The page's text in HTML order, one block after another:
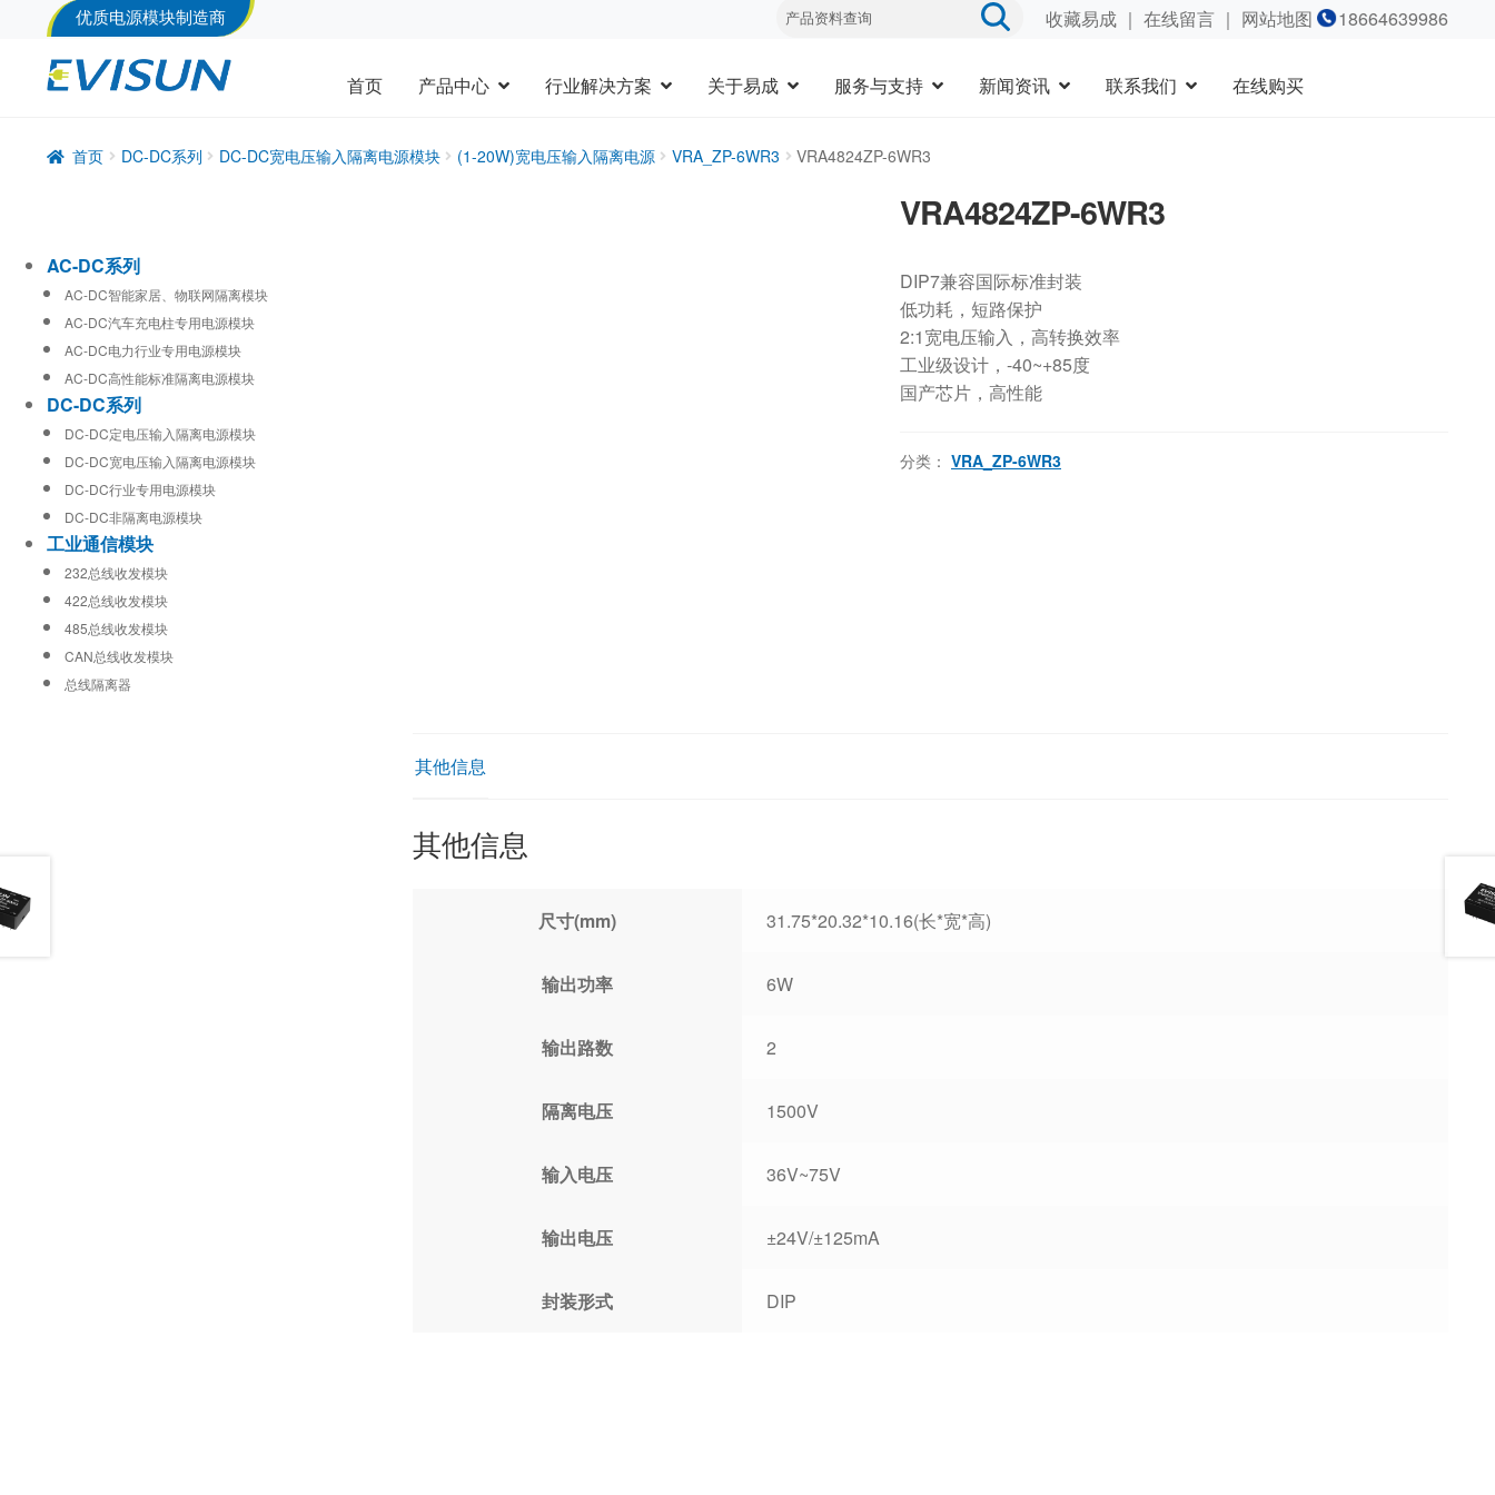
优质电源模块制造商 收藏易成｜ 在线留言｜ 网站地图 18664639986
首页 产品中心 行业解决方案 关于易成 服务与支持 新闻资讯 联系我们 在线购买
首页 DC-DC系列 DC-DC宽电压输入隔离电源模块 (1-20W)宽电压输入隔离电源 VRA_ZP-6WR3 VRA4824ZP-6WR3
VRA4824ZP-6WR3
DIP7兼容国际标准封装
低功耗，短路保护
2:1宽电压输入，高转换效率
工业级设计，-40~+85度
国产芯片，高性能
分类： VRA_ZP-6WR3
其他信息
其他信息
尺寸(mm) 31.75*20.32*10.16(长*宽*高)
输出功率 6W
输出路数 2
隔离电压 1500V
输入电压 36V~75V
输出电压 ±24V/±125mA
封装形式 DIP
AC-DC系列
AC-DC智能家居、物联网隔离模块
AC-DC汽车充电柱专用电源模块
AC-DC电力行业专用电源模块
AC-DC高性能标准隔离电源模块
DC-DC系列
DC-DC定电压输入隔离电源模块
DC-DC宽电压输入隔离电源模块
DC-DC行业专用电源模块
DC-DC非隔离电源模块
工业通信模块
232总线收发模块
422总线收发模块
485总线收发模块
CAN总线收发模块
总线隔离器